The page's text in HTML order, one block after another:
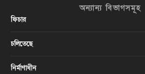
অন্যান্য বিভাগসমূহ
ফিচার
চলিতেছে
নির্মাণাধীন